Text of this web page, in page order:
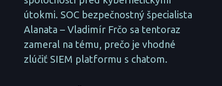
útokmi. SOC bezpečnostný špecialista
Alanata – Vladimír Frčo sa tentoraz
zameral na tému, prečo je vhodné
zlúčiť SIEM platformu s chatom.